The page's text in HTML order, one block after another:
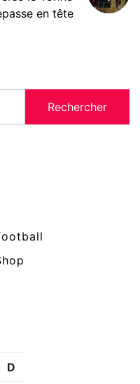
en tête
D